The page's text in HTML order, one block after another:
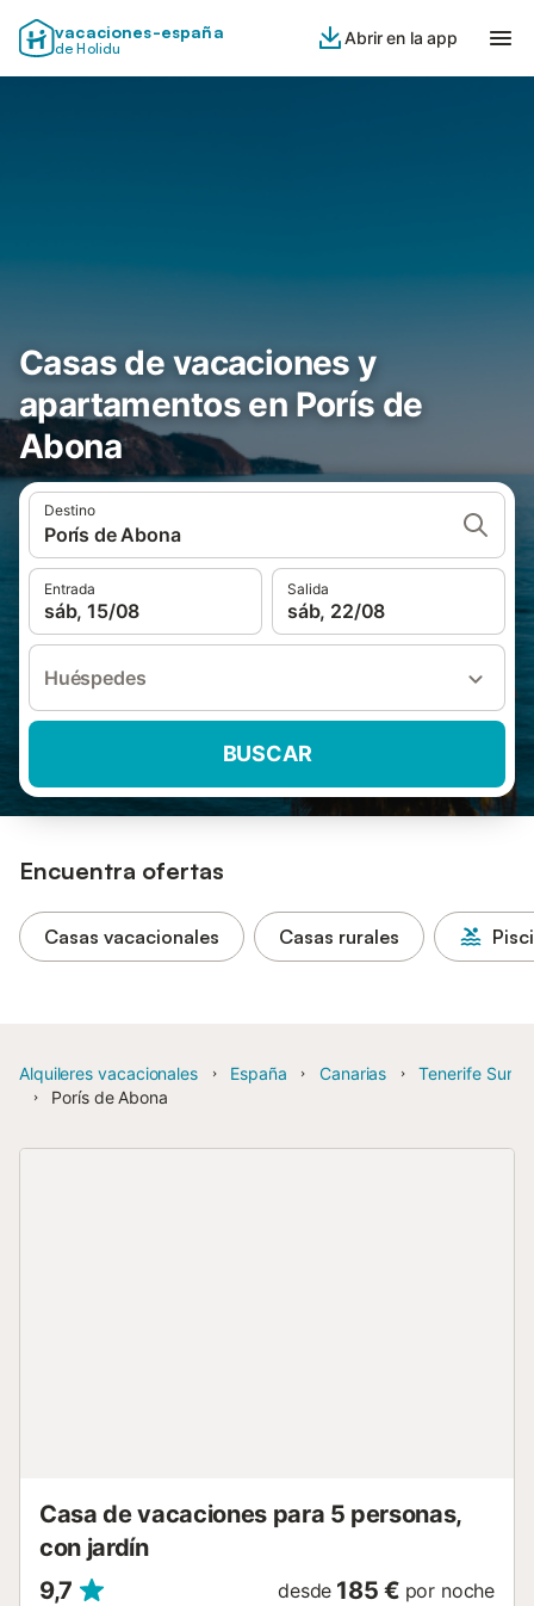
vacaciones-españa
de Holidu
Abrir en la app
Casas de vacaciones y
apartamentos en Porís de
Abona
Destino
Porís de Abona
Entrada
sáb, 15/08
Salida
sáb, 22/08
Huéspedes
BUSCAR
Encuentra ofertas
Casas vacacionales Casas rurales
Alquileres vacacionales España Canarias
Tenerife Sur
Porís de Abona
Casa de vacaciones para 5 personas,
con jardín
9,7
desde 185 € por noche